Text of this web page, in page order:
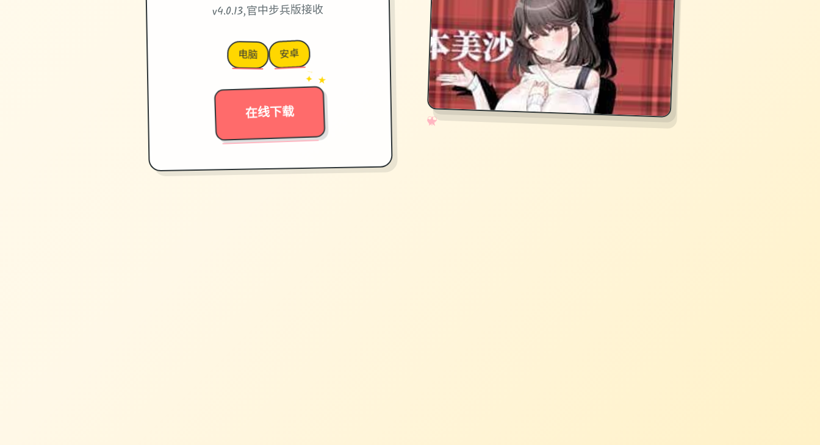
v4.0.13,官中步兵版接收
电脑 安卓
在线下载
→
✦ ★
✧
♡
★
♥